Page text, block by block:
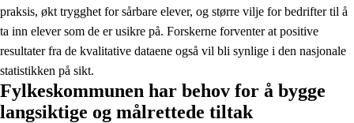
praksis, økt trygghet for sårbare elever, og større vilje for bedrifter til å
ta inn elever som de er usikre på. Forskerne forventer at positive
resultater fra de kvalitative dataene også vil bli synlige i den nasjonale
statistikken på sikt.
Fylkeskommunen har behov for å bygge
langsiktige og målrettede tiltak